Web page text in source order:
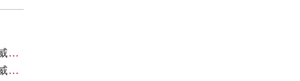
成都天梭官方售后服务中心｜最新维修地址与客服电话权威信息公示（2026年7月最新）
成都天梭官方售后服务中心｜全部网点地址与售后热线权威信息公示（2026年7月最新）